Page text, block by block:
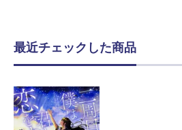
最近チェックした商品